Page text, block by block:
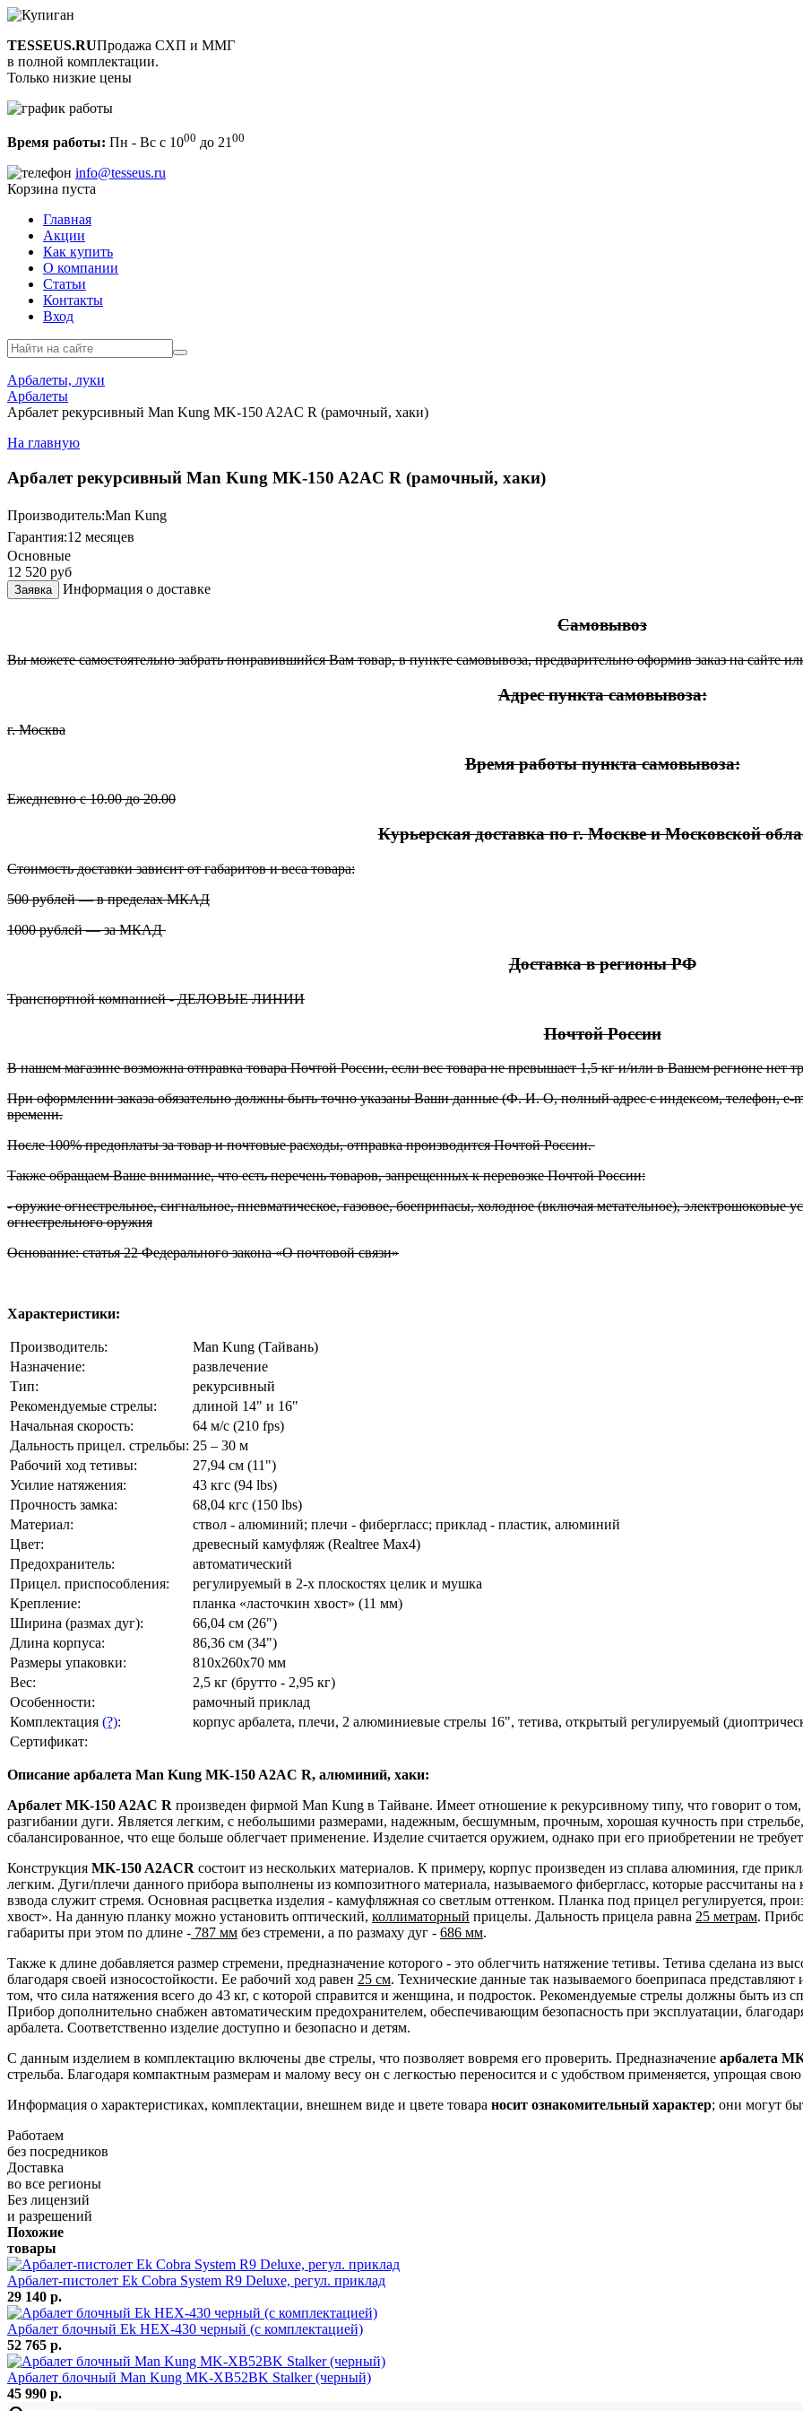
TESSEUS.RUПродажа СХП и ММГ
в полной комплектации.
Только низкие цены
Время работы: Пн - Вс с 1000 до 21 00
info@tesseus.ru
Корзина пуста
Главная
Акции
Как купить
О компании
Статьи
Контакты
Вход
Арбалеты, луки
Арбалеты
Арбалет рекурсивный Man Kung MK-150 A2AC R (рамочный, хаки)
На главную
Арбалет рекурсивный Man Kung MK-150 A2AC R (рамочный, хаки)
Производитель:Man Kung
Гарантия:12 месяцев
Основные
12 520 руб
Заявка Информация о доставке
Самовывоз
Вы можете самостоятельно забрать понравившийся Вам товар, в пункте самовывоза, предварительно оформив заказ на сайте
Адрес пункта самовывоза:
г. Москва
Время работы пункта самовывоза:
Ежедневно с 10.00 до 20.00
Курьерская доставка по г. Москве и Московской
Стоимость доставки зависит от габаритов и веса товара:
500 рублей — в пределах МКАД
1000 рублей — за МКАД
Доставка в регионы РФ
Транспортной компанией - ДЕЛОВЫЕ ЛИНИИ
Почтой России
В нашем магазине возможна отправка товара Почтой России, если вес товара не превышает 1,5 кг и/или в Вашем регионе нет
При оформлении заказа обязательно должны быть точно указаны Ваши данные (Ф. И. О, полный адрес с индексом, телефон, e-
времени.
После 100% предоплаты за товар и почтовые расходы, отправка производится Почтой России.
Также обращаем Ваше внимание, что есть перечень товаров, запрещенных к перевозке Почтой России:
- оружие огнестрельное, сигнальное, пневматическое, газовое, боеприпасы, холодное (включая метательное), электрошоковые
огнестрельного оружия
Основание: статья 22 Федерального закона «О почтовой связи»
Характеристики:
Производитель:
Man Kung (Тайвань)
Назначение:
развлечение
Тип:
рекурсивный
Рекомендуемые стрелы:
длиной 14" и 16"
Начальная скорость:
64 м/с (210 fps)
Дальность прицел. стрельбы: 25 – 30 м
Рабочий ход тетивы:
27,94 см (11")
Усилие натяжения:
43 кгc (94 lbs)
Прочность замка:
68,04 кгc (150 lbs)
Материал:
ствол - алюминий; плечи - фибергласс; приклад - пластик, алюминий
Цвет:
древесный камуфляж (Realtree Max4)
Предохранитель:
автоматический
Прицел. приспособления:
регулируемый в 2-х плоскостях целик и мушка
Крепление:
планка «ласточкин хвост» (11 мм)
Ширина (размах дуг):
66,04 см (26")
Длина корпуса:
86,36 см (34")
Размеры упаковки:
810x260x70 мм
Вес:
2,5 кг (брутто - 2,95 кг)
Особенности:
рамочный приклад
Комплектация (?):
корпус арбалета, плечи, 2 алюминиевые стрелы 16", тетива, открытый регулируемый
Сертификат:
Описание арбалета Man Kung MK-150 A2AC R, алюминий, хаки:
Арбалет MK-150 A2AC R произведен фирмой Man Kung в Тайване. Имеет отношение к рекурсивному типу, что говорит о том,
разгибании дуги. Является легким, с небольшими размерами, надежным, бесшумным, прочным, хорошая кучность при
сбалансированное, что еще больше облегчает применение. Изделие считается оружием, однако при его приобретении не
Конструкция MK-150 A2ACR состоит из нескольких материалов. К примеру, корпус произведен из сплава алюминия, где
легким. Дуги/плечи данного прибора выполнены из композитного материала, называемого фибергласс, которые рассчитаны на
взвода служит стремя. Основная расцветка изделия - камуфляжная со светлым оттенком. Планка под прицел регулируется,
хвост». На данную планку можно установить оптический, коллиматорный прицелы. Дальность прицела равна 25 метрам.
габариты при этом по длине - 787 мм без стремени, а по размаху дуг - 686 мм.
Также к длине добавляется размер стремени, предназначение которого - это облегчить натяжение тетивы. Тетива сделана из
благодаря своей износостойкости. Ее рабочий ход равен 25 см. Технические данные так называемого боеприпаса представляют
том, что сила натяжения всего до 43 кг, с которой справится и женщина, и подросток. Рекомендуемые стрелы должны быть
Прибор дополнительно снабжен автоматическим предохранителем, обеспечивающим безопасность при эксплуатации,
арбалета. Соответственно изделие доступно и безопасно и детям.
С данным изделием в комплектацию включены две стрелы, что позволяет вовремя его проверить. Предназначение арбалета
стрельба. Благодаря компактным размерам и малому весу он с легкостью переносится и с удобством применяется, упрощая
Информация о характеристиках, комплектации, внешнем виде и цвете товара носит ознакомительный характер; они могут
Работаем
без посредников
Доставка
во все регионы
Без лицензий
и разрешений
Похожие
товары
Арбалет-пистолет Ek Cobra System R9 Deluxe, регул. приклад
29 140 р.
Арбалет блочный Ek HEX-430 черный (c комплектацией)
52 765 р.
Арбалет блочный Man Kung MK-XB52BK Stalker (черный)
45 990 р.